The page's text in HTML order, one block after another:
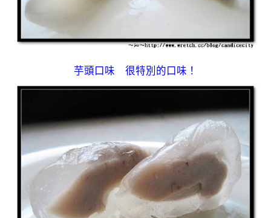
芋頭口味 很特別的口味！